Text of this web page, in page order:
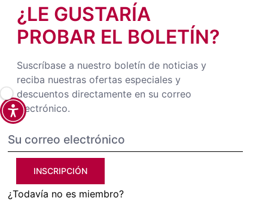
¿LE GUSTARÍA
PROBAR EL BOLETÍN?
Suscríbase a nuestro boletín de noticias y
reciba nuestras ofertas especiales y
descuentos directamente en su correo
electrónico.
INSCRIPCIÓN
¿Todavía no es miembro?